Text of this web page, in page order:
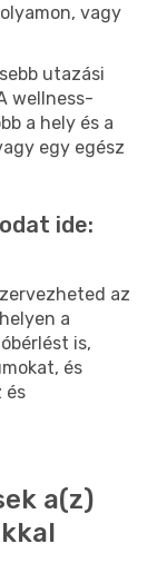
vagy
utazási
wellness-
a hely és a
egy egész
ide:
az
a
is,
és
és
a(z)